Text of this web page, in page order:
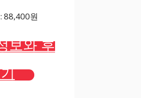
88,400원
보와 후